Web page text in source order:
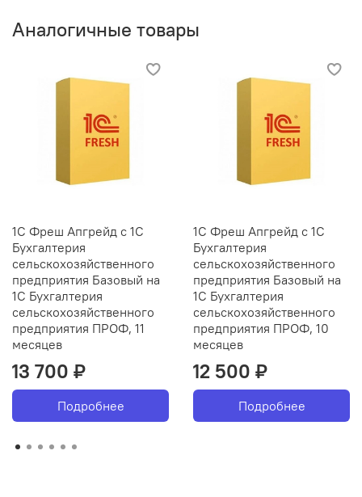
Аналогичные товары
1С Фреш Апгрейд с 1С
Бухгалтерия
сельскохозяйственного
предприятия Базовый на
1С Бухгалтерия
сельскохозяйственного
предприятия ПРОФ, 11
месяцев
13 700 ₽
Подробнее
1С Фреш Апгрейд с 1С
Бухгалтерия
сельскохозяйственного
предприятия Базовый на
1С Бухгалтерия
сельскохозяйственного
предприятия ПРОФ, 10
месяцев
12 500 ₽
Подробнее